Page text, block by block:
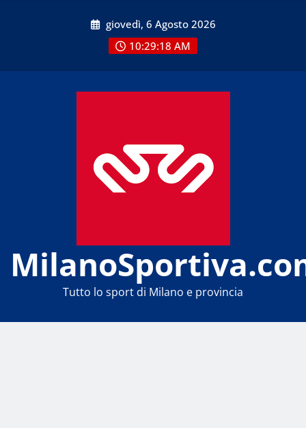
giovedì, 6 Agosto 2026
10:29:18 AM
Tutto lo sport di Milano e provincia